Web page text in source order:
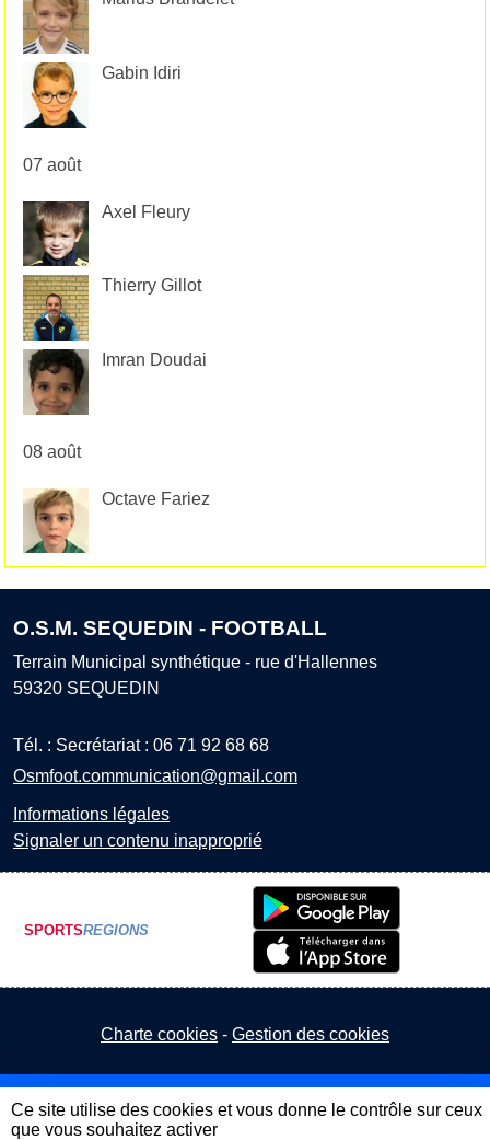
Gabin Idiri
07 août
Axel Fleury
Thierry Gillot
Imran Doudai
08 août
Octave Fariez
O.S.M. SEQUEDIN - FOOTBALL
Terrain Municipal synthétique - rue d'Hallennes
59320 SEQUEDIN
Tél. : Secrétariat : 06 71 92 68 68
Osmfoot.communication@gmail.com
Informations légales
Signaler un contenu inapproprié
SPORTSREGIONS
Charte cookies Gestion des cookies
Ce site utilise des cookies et vous donne le contrôle sur ceux
que vous souhaitez activer